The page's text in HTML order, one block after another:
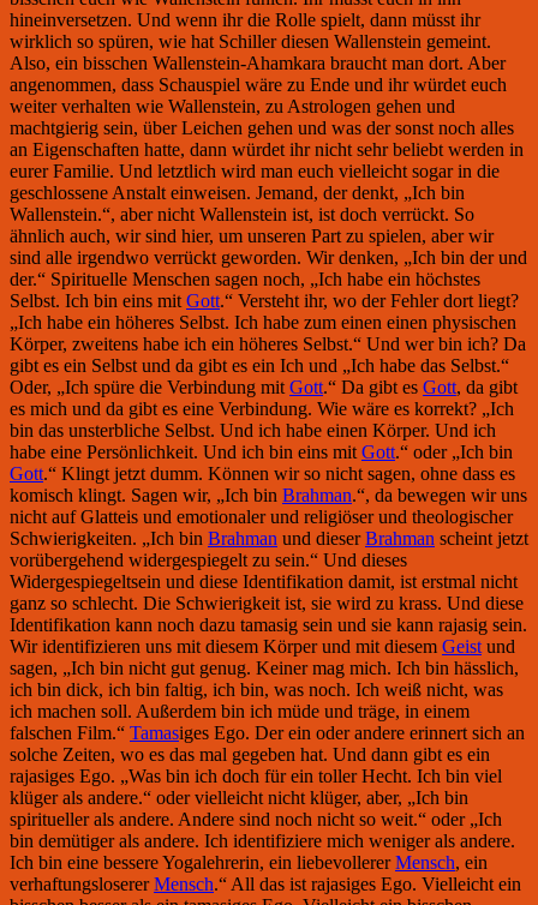
hineinversetzen. Und wenn ihr die Rolle spielt, dann müsst ihr
wirklich so spüren, wie hat Schiller diesen Wallenstein gemeint.
Also, ein bisschen Wallenstein-Ahamkara braucht man dort. Aber
angenommen, dass Schauspiel wäre zu Ende und ihr würdet euch
weiter verhalten wie Wallenstein, zu Astrologen gehen und
machtgierig sein, über Leichen gehen und was der sonst noch alles
an Eigenschaften hatte, dann würdet ihr nicht sehr beliebt werden in
eurer Familie. Und letztlich wird man euch vielleicht sogar in die
geschlossene Anstalt einweisen. Jemand, der denkt, „Ich bin
Wallenstein.“, aber nicht Wallenstein ist, ist doch verrückt. So
ähnlich auch, wir sind hier, um unseren Part zu spielen, aber wir
sind alle irgendwo verrückt geworden. Wir denken, „Ich bin der und
der.“ Spirituelle Menschen sagen noch, „Ich habe ein höchstes
Selbst. Ich bin eins mit Gott.“ Versteht ihr, wo der Fehler dort liegt?
„Ich habe ein höheres Selbst. Ich habe zum einen einen physischen
Körper, zweitens habe ich ein höheres Selbst.“ Und wer bin ich? Da
gibt es ein Selbst und da gibt es ein Ich und „Ich habe das Selbst.“
Oder, „Ich spüre die Verbindung mit Gott.“ Da gibt es Gott, da gibt
es mich und da gibt es eine Verbindung. Wie wäre es korrekt? „Ich
bin das unsterbliche Selbst. Und ich habe einen Körper. Und ich
habe eine Persönlichkeit. Und ich bin eins mit Gott.“ oder „Ich bin
Gott.“ Klingt jetzt dumm. Können wir so nicht sagen, ohne dass es
komisch klingt. Sagen wir, „Ich bin Brahman.“, da bewegen wir uns
nicht auf Glatteis und emotionaler und religiöser und theologischer
Schwierigkeiten. „Ich bin Brahman und dieserBrahman scheint jetzt
vorübergehend widergespiegelt zu sein.“ Und dieses
Widergespiegeltsein und diese Identifikation damit, ist erstmal nicht
ganz so schlecht. Die Schwierigkeit ist, sie wird zu krass. Und diese
Identifikation kann noch dazu tamasig sein und sie kann rajasig sein.
Wir identifizieren uns mit diesem Körper und mit diesem Geist und
sagen, „Ich bin nicht gut genug. Keiner mag mich. Ich bin hässlich,
ich bin dick, ich bin faltig, ich bin, was noch. Ich weiß nicht, was
ich machen soll. Außerdem bin ich müde und träge, in einem
falschen Film.“ Tamasiges Ego. Der ein oder andere erinnert sich an
solche Zeiten, wo es das mal gegeben hat. Und dann gibt es ein
rajasiges Ego. „Was bin ich doch für ein toller Hecht. Ich bin viel
klüger als andere.“ oder vielleicht nicht klüger, aber, „Ich bin
spiritueller als andere. Andere sind noch nicht so weit.“ oder „Ich
bin demütiger als andere. Ich identifiziere mich weniger als andere.
Ich bin eine bessere Yogalehrerin, ein liebevollererMensch, ein
verhaftungslosererMensch.“ All das ist rajasiges Ego. Vielleicht ein